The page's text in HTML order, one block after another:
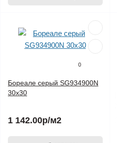
0
Бореале серый SG934900N
30х30
1 142.00р/м2